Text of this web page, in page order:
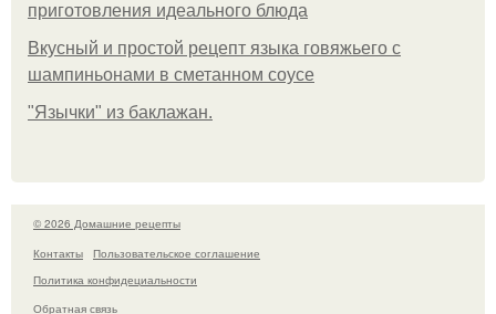
приготовления идеального блюда
Вкусный и простой рецепт языка говяжьего с
шампиньонами в сметанном соусе
"Язычки" из баклажан.
© 2026 Домашние рецепты
Контакты
Пользовательское соглашение
Политика конфидециальности
Обратная связь